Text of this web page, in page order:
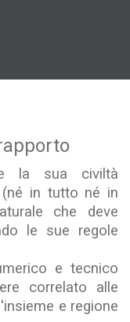
la sua civiltà
(né in tutto né in
che deve
le sue regole
e tecnico
correlato alle
e regione